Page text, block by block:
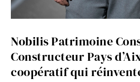
Nobilis Patrimoine
Constructeur Pays
coopératif qui